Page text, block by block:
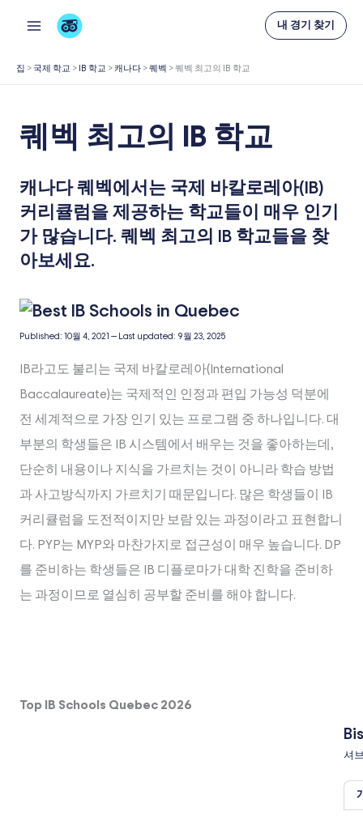
내 경기 찾기
집 > 국제 학교 > IB 학교 >캐나다 >퀘벡 >퀘벡 최고의 IB 학교
퀘벡 최고의 IB 학교
캐나다 퀘벡에서는 국제 바칼로레아(IB)
커리큘럼을 제공하는 학교들이 매우 인기
가 많습니다. 퀘벡 최고의 IB 학교들을 찾
아보세요.
Published: 10월 4, 2021 — Last updated: 9월 23, 2025
IB라고도 불리는 국제 바칼로레아(International
Baccalaureate)는 국제적인 인정과 편입 가능성 덕분에
전 세계적으로 가장 인기 있는 프로그램 중 하나입니다. 대
부분의 학생들은 IB 시스템에서 배우는 것을 좋아하는데,
단순히 내용이나 지식을 가르치는 것이 아니라 학습 방법
과 사고방식까지 가르치기 때문입니다. 많은 학생들이 IB
커리큘럼을 도전적이지만 보람 있는 과정이라고 표현합니
다. PYP는 MYP와 마찬가지로 접근성이 매우 높습니다. DP
를 준비하는 학생들은 IB 디플로마가 대학 진학을 준비하
는 과정이므로 열심히 공부할 준비를 해야 합니다.
Top IB Schools Quebec 2026
셔